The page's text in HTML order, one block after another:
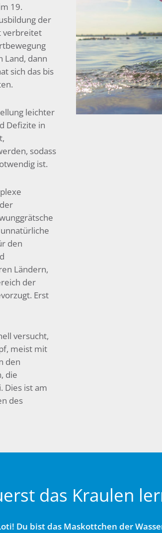
19.
der
verbreitet
Land, dann
sich das bis
leichter
Defizite in
sodass
ist.
den
Ländern,
der
Erst
versucht,
meist mit
den
die
Dies ist am
des
das Kraulen
Du bist das Maskottchen der